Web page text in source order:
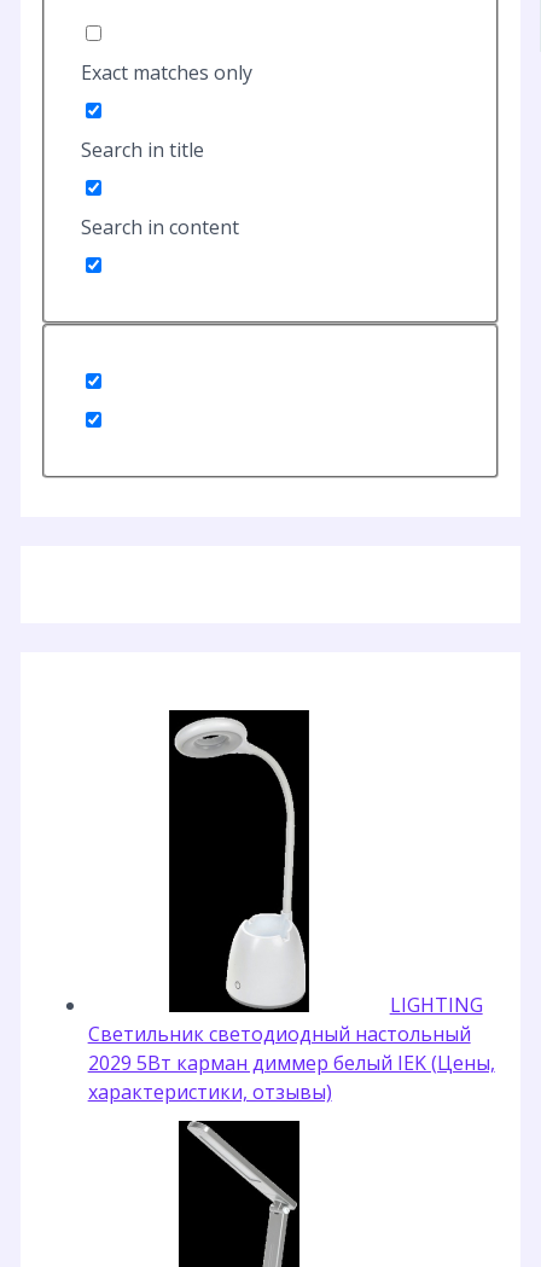
Exact matches only
Search in title
Search in content
LIGHTING
Светильник светодиодный настольный
2029 5Вт карман диммер белый IEK (Цены,
характеристики, отзывы)